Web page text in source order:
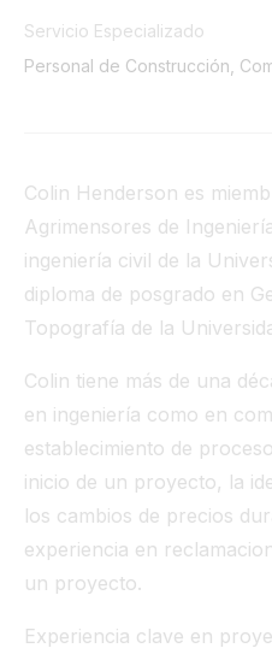
Servicio Especializado
Personal de Construcción,
Colin Henderson es
Agrimensores de
ingeniería civil de la
diploma de posgrado en
Topografía de la
Colin tiene más de una
en ingeniería como en
establecimiento de
inicio de un proyecto, la
los cambios de precios
experiencia en
un proyecto.
Experiencia clave en
Túnel